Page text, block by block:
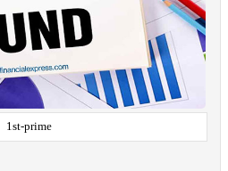
1st-prime